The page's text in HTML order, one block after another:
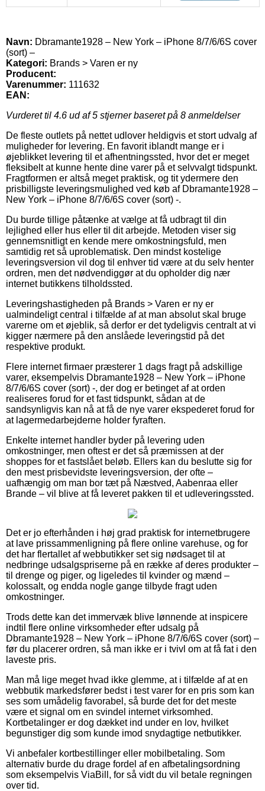
Navn: Dbramante1928 – New York – iPhone 8/7/6/6S cover
(sort) –
Kategori: Brands > Varen er ny
Producent:
Varenummer: 111632
EAN:
Vurderet til 4.6 ud af 5 stjerner baseret på 8 anmeldelser
De fleste outlets på nettet udlover heldigvis et stort udvalg af
muligheder for levering. En favorit iblandt mange er i
øjeblikket levering til et afhentningssted, hvor det er meget
fleksibelt at kunne hente dine varer på et selvvalgt tidspunkt.
Fragtformen er altså meget praktisk, og tit ydermere den
prisbilligste leveringsmulighed ved køb af Dbramante1928 –
New York – iPhone 8/7/6/6S cover (sort) -.
Du burde tillige påtænke at vælge at få udbragt til din
lejlighed eller hus eller til dit arbejde. Metoden viser sig
gennemsnitligt en kende mere omkostningsfuld, men
samtidig ret så uproblematisk. Den mindst kostelige
leveringsversion vil dog til enhver tid være at du selv henter
ordren, men det nødvendiggør at du opholder dig nær
internet butikkens tilholdssted.
Leveringshastigheden på Brands > Varen er ny er
ualmindeligt central i tilfælde af at man absolut skal bruge
varerne om et øjeblik, så derfor er det tydeligvis centralt at vi
kigger nærmere på den anslåede leveringstid på det
respektive produkt.
Flere internet firmaer præsterer 1 dags fragt på adskillige
varer, eksempelvis Dbramante1928 – New York – iPhone
8/7/6/6S cover (sort) -, der dog er betinget af at orden
realiseres forud for et fast tidspunkt, sådan at de
sandsynligvis kan nå at få de nye varer ekspederet forud for
at lagermedarbejderne holder fyraften.
Enkelte internet handler byder på levering uden
omkostninger, men oftest er det så præmissen at der
shoppes for et fastslået beløb. Ellers kan du beslutte sig for
den mest prisbevidste leveringsversion, der ofte –
uafhængig om man bor tæt på Næstved, Aabenraa eller
Brande – vil blive at få leveret pakken til et udleveringssted.
Det er jo efterhånden i høj grad praktisk for internetbrugere
at lave prissammenligning på flere online varehuse, og for
det har flertallet af webbutikker set sig nødsaget til at
nedbringe udsalgspriserne på en række af deres produkter –
til drenge og piger, og ligeledes til kvinder og mænd –
kolossalt, og endda nogle gange tilbyde fragt uden
omkostninger.
Trods dette kan det immervæk blive lønnende at inspicere
indtil flere online virksomheder efter udsalg på
Dbramante1928 – New York – iPhone 8/7/6/6S cover (sort) –
før du placerer ordren, så man ikke er i tvivl om at få fat i den
laveste pris.
Man må lige meget hvad ikke glemme, at i tilfælde af at en
webbutik markedsfører bedst i test varer for en pris som kan
ses som umådelig favorabel, så burde det for det meste
være et signal om en svindel internet virksomhed.
Kortbetalinger er dog dækket ind under en lov, hvilket
begunstiger dig som kunde imod snydagtige netbutikker.
Vi anbefaler kortbestillinger eller mobilbetaling. Som
alternativ burde du drage fordel af en afbetalingsordning
som eksempelvis ViaBill, for så vidt du vil betale regningen
over tid.